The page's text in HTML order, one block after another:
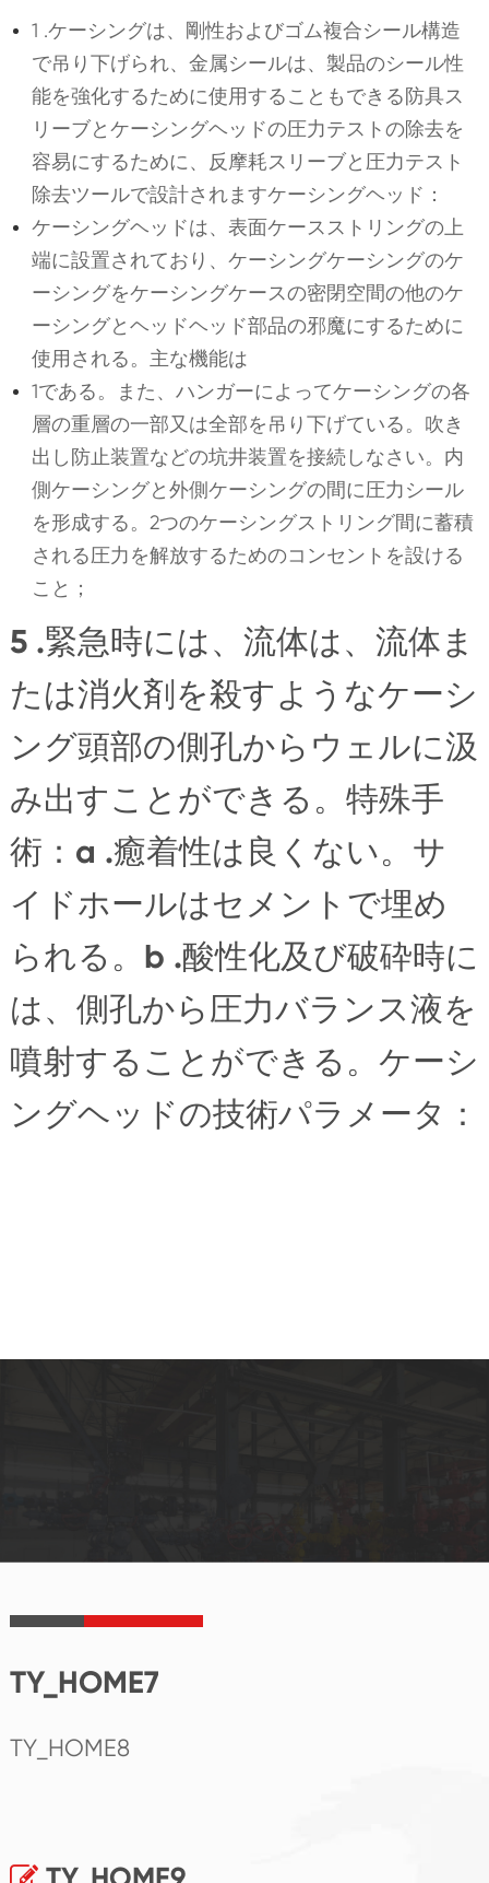
1 .ケーシングは、剛性およびゴム複合シール構造
で吊り下げられ、金属シールは、製品のシール性
能を強化するために使用することもできる防具ス
リーブとケーシングヘッドの圧力テストの除去を
容易にするために、反摩耗スリーブと圧力テスト
除去ツールで設計されますケーシングヘッド：
ケーシングヘッドは、表面ケースストリングの上
端に設置されており、ケーシングケーシングのケ
ーシングをケーシングケースの密閉空間の他のケ
ーシングとヘッドヘッド部品の邪魔にするために
使用される。主な機能は
1である。また、ハンガーによってケーシングの各
層の重層の一部又は全部を吊り下げている。吹き
出し防止装置などの坑井装置を接続しなさい。内
側ケーシングと外側ケーシングの間に圧力シール
を形成する。2つのケーシングストリング間に蓄積
される圧力を解放するためのコンセントを設ける
こと；
5 .緊急時には、流体は、流体ま
たは消火剤を殺すようなケーシ
ング頭部の側孔からウェルに汲
み出すことができる。特殊手
術：a .癒着性は良くない。サ
イドホールはセメントで埋め
られる。b .酸性化及び破砕時に
は、側孔から圧力バランス液を
噴射することができる。ケーシ
ングヘッドの技術パラメータ：
TY_HOME7
TY_HOME8